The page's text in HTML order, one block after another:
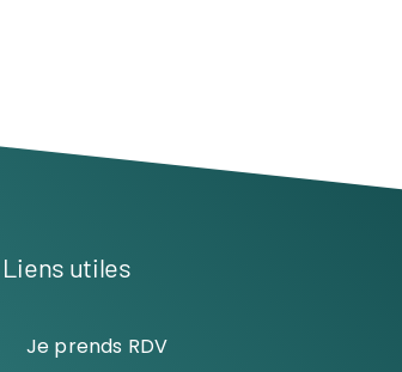
Liens utiles
Je prends RDV